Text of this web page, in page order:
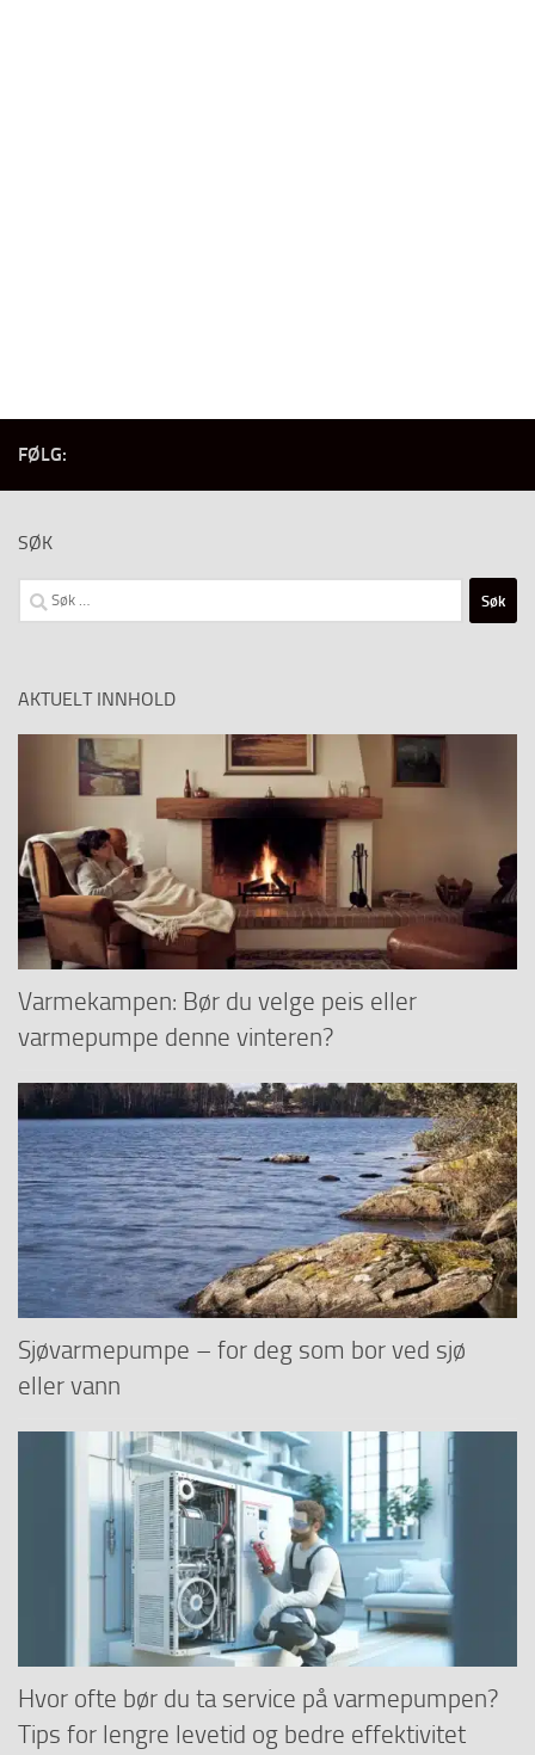
FØLG:
SØK
Søk
etter:
AKTUELT INNHOLD
Varmekampen: Bør du velge peis eller
varmepumpe denne vinteren?
Sjøvarmepumpe – for deg som bor ved sjø
eller vann
Hvor ofte bør du ta service på varmepumpen?
Tips for lengre levetid og bedre effektivitet